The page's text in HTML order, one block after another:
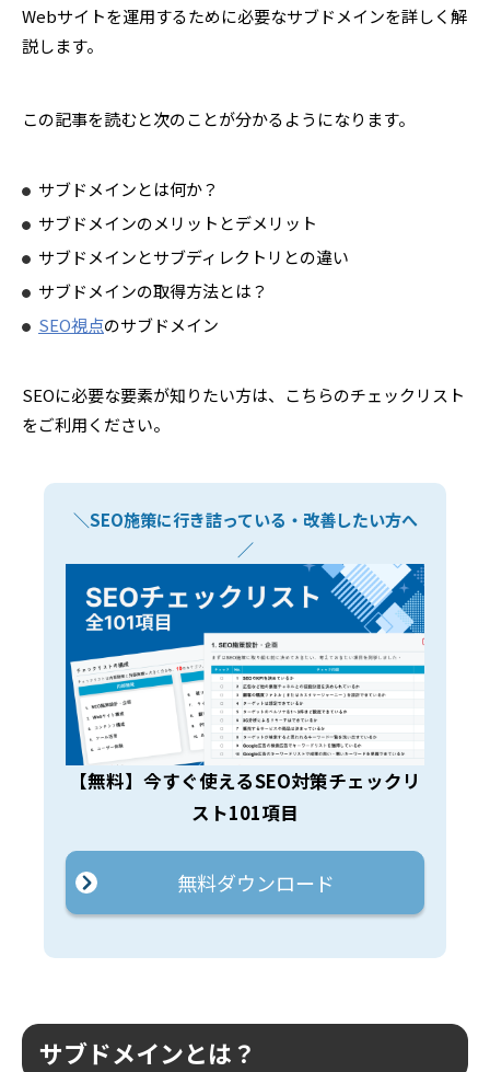
Webサイトを運用するために必要なサブドメインを詳しく解
説します。
この記事を読むと次のことが分かるようになります。
サブドメインとは何か？
サブドメインのメリットとデメリット
サブドメインとサブディレクトリとの違い
サブドメインの取得方法とは？
SEO視点のサブドメイン
SEOに必要な要素が知りたい方は、こちらのチェックリスト
をご利用ください。
＼SEO施策に行き詰っている・改善したい方へ
／
【無料】今すぐ使えるSEO対策チェックリ
スト101項目
無料ダウンロード
サブドメインとは？